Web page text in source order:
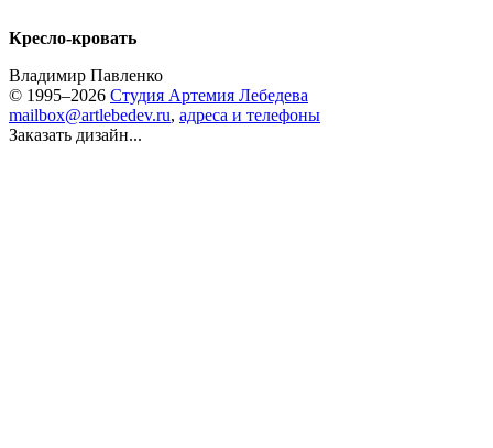
Кресло-кровать
Владимир Павленко
© 1995–2026 Студия Артемия Лебедева
mailbox@artlebedev.ru, адреса и телефоны
Заказать дизайн...